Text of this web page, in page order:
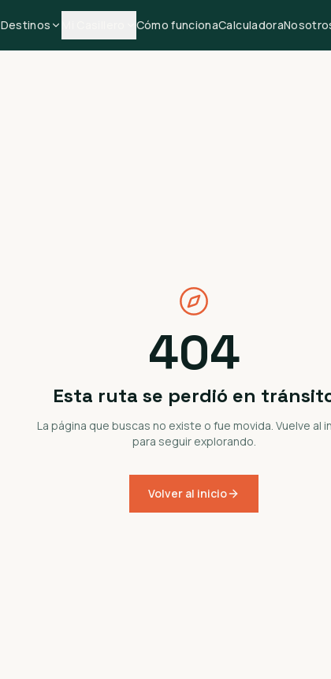
Destinos Cómo funcionaCalculadora
404
Esta ruta se perdió en
La página que buscas no existe o fue movida. Vuelve al
para seguir explorando.
Volver al inicio